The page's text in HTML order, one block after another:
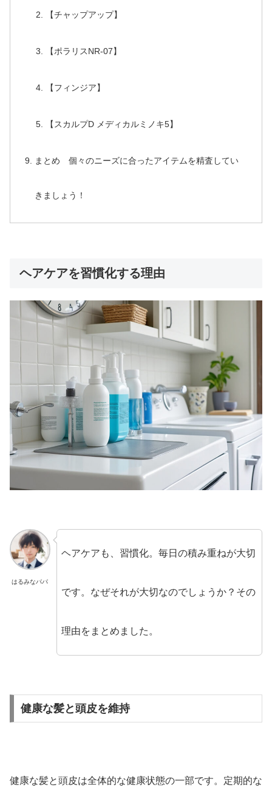
【チャップアップ】
【ポラリスNR-07】
【フィンジア】
【スカルプD メディカルミノキ5】
まとめ 個々のニーズに合ったアイテムを精査してい
きましょう！
ヘアケアを習慣化する理由
はるみなパパ
ヘアケアも、習慣化。毎日の積み重ねが大切
です。なぜそれが大切なのでしょうか？その
理由をまとめました。
健康な髪と頭皮を維持
健康な髪と頭皮は全体的な健康状態の一部です。定期的な